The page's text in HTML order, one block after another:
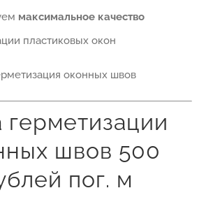
максимальное качество
пластиковых окон
герметизации
швов 500
пог. м